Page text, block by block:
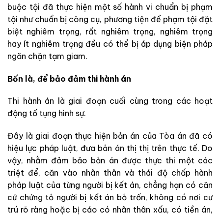
buộc tội đã thực hiện một số hành vi chuẩn bị phạm
tội như chuẩn bị công cụ, phương tiện để phạm tội đặt
biệt nghiêm trọng, rất nghiêm trọng, nghiêm trọng
hay ít nghiêm trọng đều có thể bị áp dụng biện pháp
ngăn chặn tạm giam.
Bốn là, để bảo đảm thi hành án
Thi hành án là giai đoạn cuối cùng trong các hoạt
động tố tụng hình sự.
Đây là giai đoạn thực hiện bản án của Tòa án đã có
hiệu lực pháp luật, đưa bản án thị thị trên thực tế. Do
vậy, nhằm đảm bảo bản án được thực thi một các
triệt để, căn vào nhân thân và thái độ chấp hành
pháp luật của từng người bị kết án, chẳng hạn có căn
cứ chứng tỏ người bị kết án bỏ trốn, không có nơi cư
trú rõ ràng hoặc bị cáo có nhân thân xấu, có tiền án,